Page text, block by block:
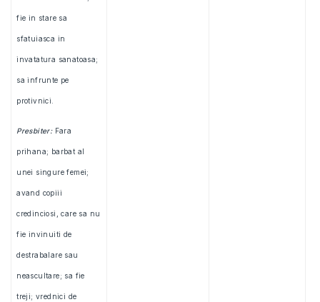
fie in stare sa
sfatuiasca in
invatatura sanatoasa;
sa infrunte pe
protivnici.
Presbiter:Fara
prihana; barbat al
unei singure femei;
avand copiii
credinciosi, care sa nu
fie invinuiti de
destrabalare sau
neascultare; sa fie
treji; vrednici de